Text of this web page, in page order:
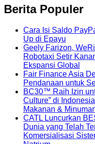
Berita Populer
Cara Isi Saldo
Up di Epayu
Geely Farizon,
Robotaxi Setir
Ekspansi Global
Fair Finance Asia
Pendanaan untuk
BC30™ Raih Izin
Culture” di
Makanan &
CATL Luncurkan
Dunia yang Telah
Komersialisasi